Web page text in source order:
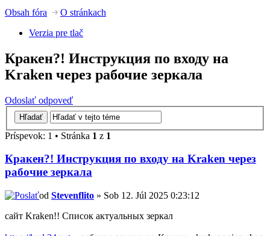
Obsah fóra
O stránkach
Verzia pre tlač
Кракен?! Инструкция по входу на
Kraken через рабочие зеркала
Odoslať odpoveď
Príspevok: 1 • Stránka 1 z 1
Кракен?! Инструкция по входу на Kraken через
рабочие зеркала
od Stevenflito » Sob 12. Júl 2025 0:23:12
сайт Kraken!! Список актуальных зеркал